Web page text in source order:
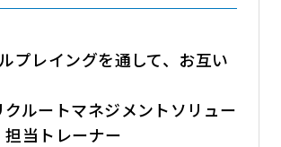
プレイングを通して、お互い
ルートマネジメントソリュー
当トレーナー